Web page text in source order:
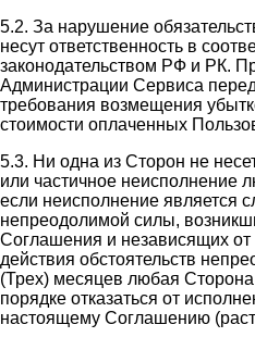
5.2. За нарушение
несут ответственность в
законодательством РФ и РК.
Администрации Сервиса
требования возмещения
стоимости оплаченных
5.3. Ни одна из Сторон не
или частичное неисполнение
если неисполнение является
непреодолимой силы,
Соглашения и независящих
действия обстоятельств
(Трех) месяцев любая
порядке отказаться от
настоящему Соглашению